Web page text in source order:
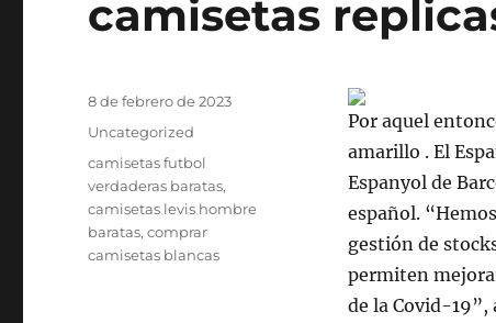
camisetas
Por aquel
amarillo . El
Espanyol de
español.
gestión de
permiten
de la Covid-19”,
Publicado
8 de febrero de 2023
Categorías
Uncategorized
Etiquetas
camisetas futbol
verdaderas baratas,
camisetas levis hombre
baratas,comprar
camisetas blancas